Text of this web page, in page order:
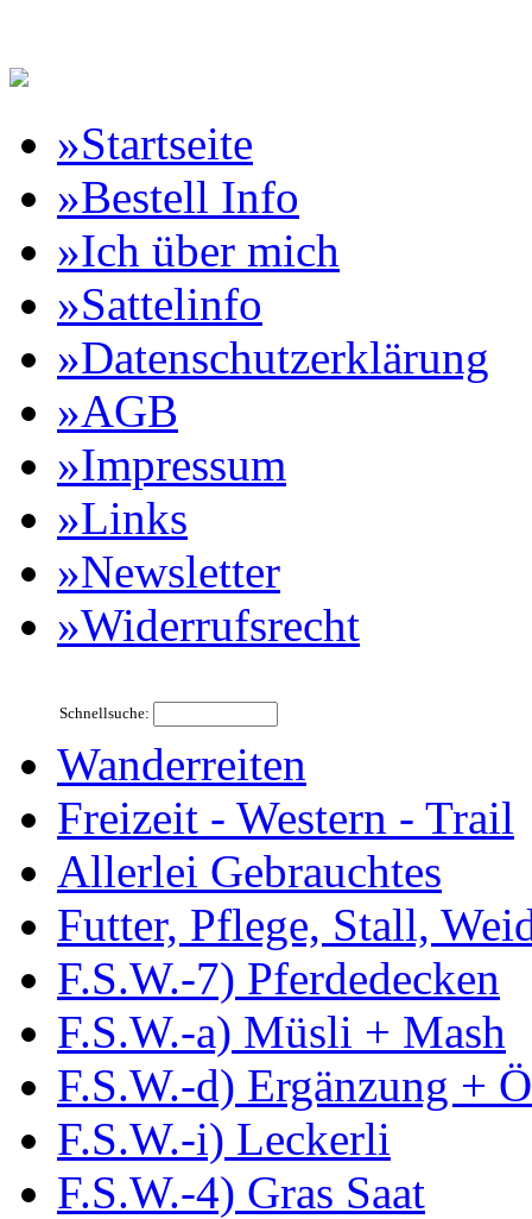
Reitartikelbörse Online
»Startseite
»Bestell Info
»Ich über mich
»Sattelinfo
»Datenschutzerklärung
»AGB
»Impressum
»Links
»Newsletter
»Widerrufsrecht
Schnellsuche:
Wanderreiten
Freizeit - Western - Trail
Allerlei Gebrauchtes
Futter, Pflege, Stall,
F.S.W.-7) Pferdedecken
F.S.W.-a) Müsli + Mash
F.S.W.-d) Ergänzung +
F.S.W.-i) Leckerli
F.S.W.-4) Gras Saat